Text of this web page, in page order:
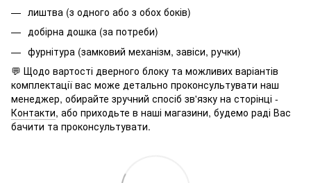
лиштва (з одного або з обох боків)
добірна дошка (за потреби)
фурнітура (замковий механізм, завіси, ручки)
💬 Щодо вартості дверного блоку та можливих варіантів
комплектації вас може детально проконсультувати наш
менеджер, обирайте зручний спосіб зв'язку на сторінці -
Контакти, або приходьте в наші магазини, будемо раді Вас
бачити та проконсультувати.